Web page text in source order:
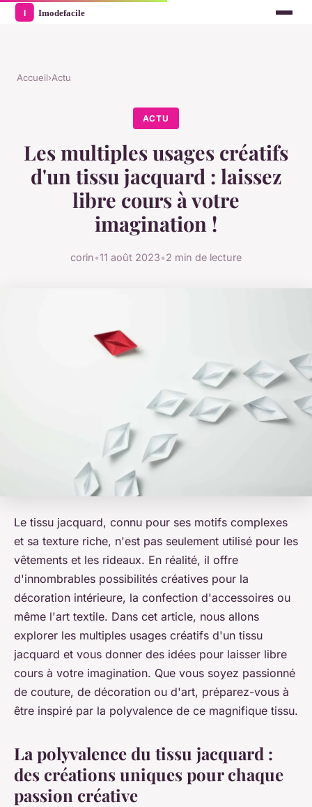
Accueil›Actu
ACTU
Les multiples usages créatifs
d'un tissu jacquard : laissez
libre cours à votre
imagination !
corin•11 août 2023•2 min de lecture
Le tissu jacquard, connu pour ses motifs complexes
et sa texture riche, n'est pas seulement utilisé pour les
vêtements et les rideaux. En réalité, il offre
d'innombrables possibilités créatives pour la
décoration intérieure, la confection d'accessoires ou
même l'art textile. Dans cet article, nous allons
explorer les multiples usages créatifs d'un tissu
jacquard et vous donner des idées pour laisser libre
cours à votre imagination. Que vous soyez passionné
de couture, de décoration ou d'art, préparez-vous à
être inspiré par la polyvalence de ce magnifique tissu.
La polyvalence du tissu jacquard :
des créations uniques pour chaque
passion créative